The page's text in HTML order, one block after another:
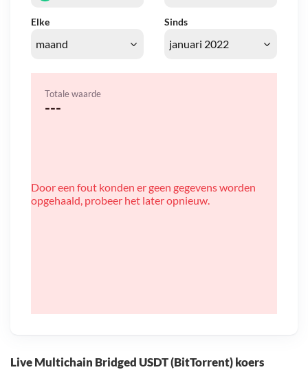
Live Multichain Bridged USDT (BitTorrent) koers
Elke Sinds
Totale waarde
---
Door een fout konden er geen gegevens worden
opgehaald, probeer het later opnieuw.